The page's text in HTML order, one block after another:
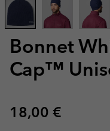
Bonnet
Cap™
Regular price:
18,00 €